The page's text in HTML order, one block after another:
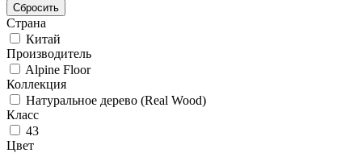
Страна
Китай
Производитель
Alpine Floor
Коллекция
Натуральное дерево (Real Wood)
Класс
43
Цвет